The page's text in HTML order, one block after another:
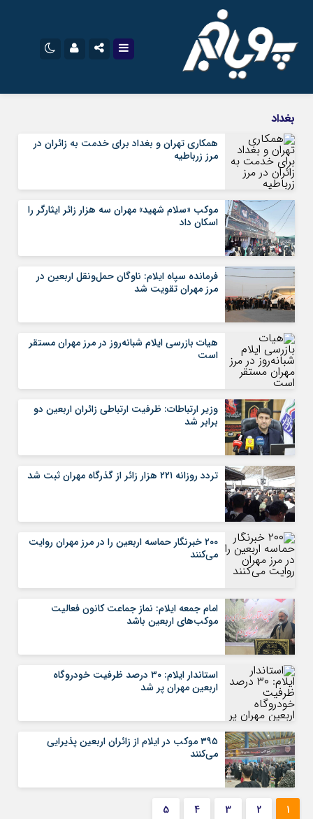
سروش
ایتا
آپارات
رمز عبور
مرا به خاطر بسپار
بغداد
همکاری تهران و بغداد برای خدمت به زائران در
مرز زرباطیه
موکب «سلام شهید» مهران سه هزار زائر ایثارگر را
اسکان داد
فرمانده سپاه ایلام: ناوگان حمل‌ونقل اربعین در
مرز مهران تقویت شد
هیات بازرسی ایلام شبانه‌روز در مرز مهران مستقر
است
وزیر ارتباطات: ظرفیت ارتباطی زائران اربعین دو
برابر شد
تردد روزانه ۲۲۱ هزار زائر از گذرگاه مهران ثبت شد
۲۰۰ خبرنگار حماسه اربعین را در مرز مهران روایت
می‌کنند
امام جمعه ایلام: نماز جماعت کانون فعالیت
موکب‌های اربعین باشد
استاندار ایلام: ۳۰ درصد ظرفیت خودروگاه
اربعین مهران پر شد
۳۹۵ موکب در ایلام از زائران اربعین پذیرایی
می‌کنند
1
2
3
4
5